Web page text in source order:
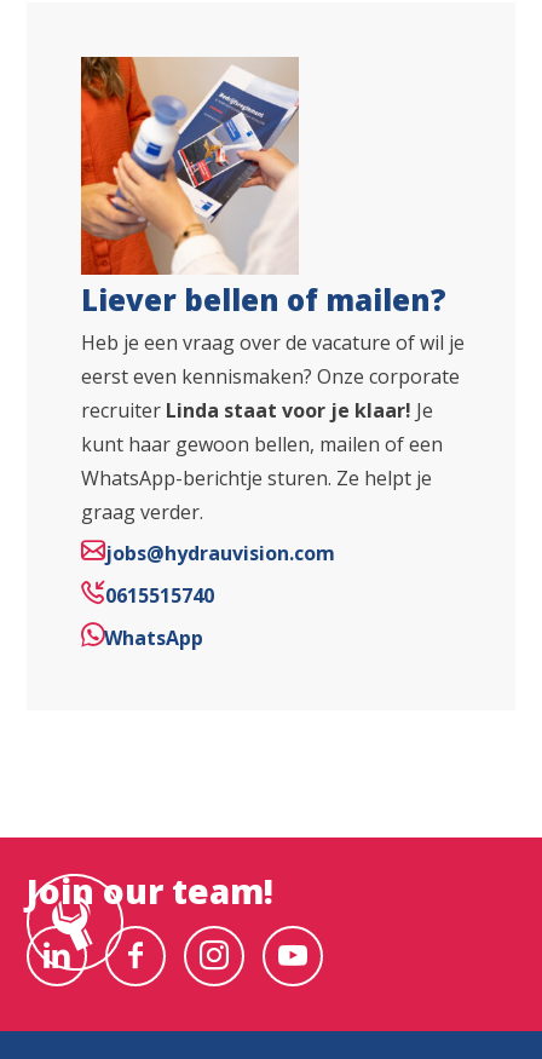
Liever bellen of mailen?
Heb je een vraag over de vacature of wil je
eerst even kennismaken? Onze corporate
recruiter Linda staat voor je klaar! Je
kunt haar gewoon bellen, mailen of een
WhatsApp-berichtje sturen. Ze helpt je
graag verder.
jobs@hydrauvision.com
0615515740
WhatsApp
Join our team!